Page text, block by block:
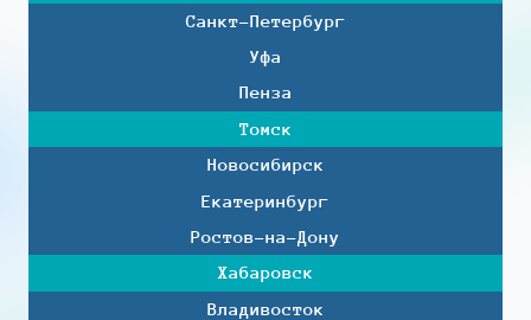
Санкт-Петербург
Уфа
Пенза
Томск
Новосибирск
Екатеринбург
Ростов-на-Дону
Хабаровск
Владивосток